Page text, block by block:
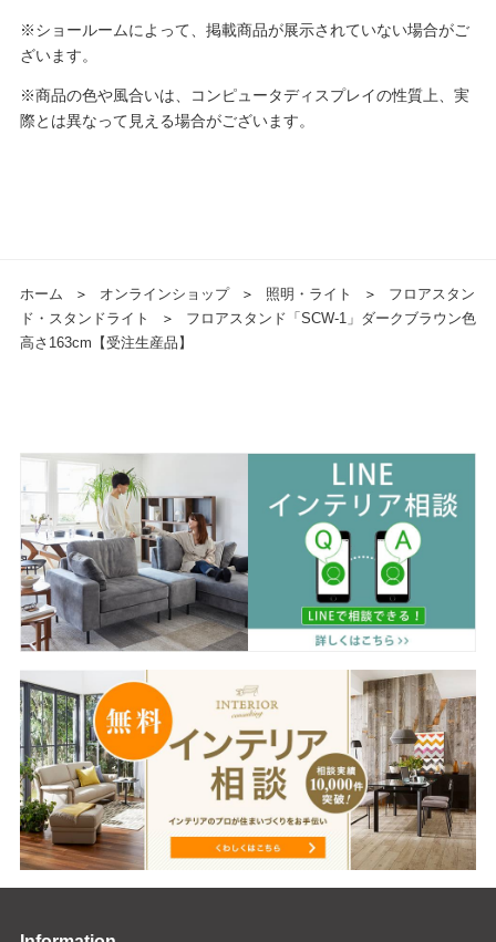
※ショールームによって、掲載商品が展示されていない場合がご
ざいます。
※商品の色や風合いは、コンピュータディスプレイの性質上、実
際とは異なって見える場合がございます。
ホーム ＞ オンラインショップ ＞ 照明・ライト ＞
フロアスタン
ド・スタンドライト
＞
フロアスタンド「SCW-1」ダークブラウン色
高さ163cm【受注生産品】